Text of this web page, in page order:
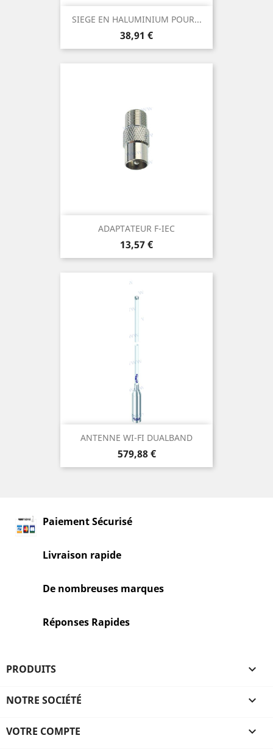
SIEGE EN HALUMINIUM POUR...
Prix
38,91 €
ADAPTATEUR F-IEC
Prix
13,57 €
ANTENNE WI-FI DUALBAND
Prix
579,88 €
Paiement Sécurisé
Livraison rapide
De nombreuses marques
Réponses Rapides
PRODUITS 
NOTRE SOCIÉTÉ 
VOTRE COMPTE 